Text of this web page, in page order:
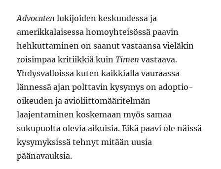
Advocaten lukijoiden keskuudessa ja
amerikkalaisessa homoyhteisössä paavin
hehkuttaminen on saanut vastaansa vieläkin
roisimpaa kritiikkiä kuinTimen vastaava.
Yhdysvalloissa kuten kaikkialla vauraassa
lännessä ajan polttavin kysymys on adoptio-
oikeuden ja avioliittomääritelmän
laajentaminen koskemaan myös samaa
sukupuolta olevia aikuisia. Eikä paavi ole näissä
kysymyksissä tehnyt mitään uusia
päänavauksia.